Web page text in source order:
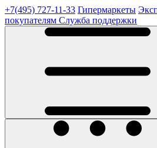
+7(495) 727-11-33 Гипермаркеты
покупателям Служба поддержки